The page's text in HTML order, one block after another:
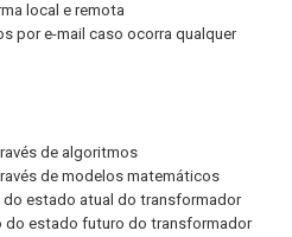
local e remota
por e-mail caso ocorra qualquer
de algoritmos
de modelos matemáticos
estado atual do transformador
do estado futuro do transformador